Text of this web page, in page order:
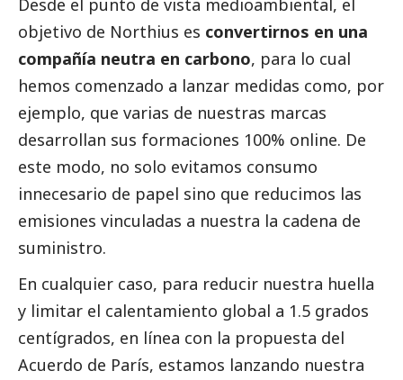
Desde el punto de vista medioambiental, el
objetivo de Northius es convertirnos en una
compañía neutra en carbono, para lo cual
hemos comenzado a lanzar medidas como, por
ejemplo, que varias de nuestras marcas
desarrollan sus formaciones 100% online. De
este modo, no solo evitamos consumo
innecesario de papel sino que reducimos las
emisiones vinculadas a nuestra la cadena de
suministro.
En cualquier caso, para reducir nuestra huella
y limitar el calentamiento global a 1.5 grados
centígrados, en línea con la propuesta del
Acuerdo de París, estamos lanzando nuestra